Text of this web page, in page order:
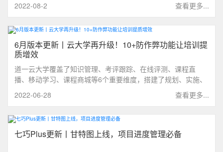
查看更多...
2022-08-2
6月版本更新丨云大学再升级！10+防作弊功能让培训提
质增效
道一云大学覆盖了知识管理、考评跟踪、在线评测、课程直
播、移动学习、课程商城等6个重要维度，搭建了规划、实施、
监控、评估一站式的培训管理体系，为企业提供讲师管理、课
程/课件管理、培训场地管理和培训成本管理等四大管理支撑。
查看更多...
2022-06-28
七巧Plus更新丨甘特图上线，项目进度管理必备